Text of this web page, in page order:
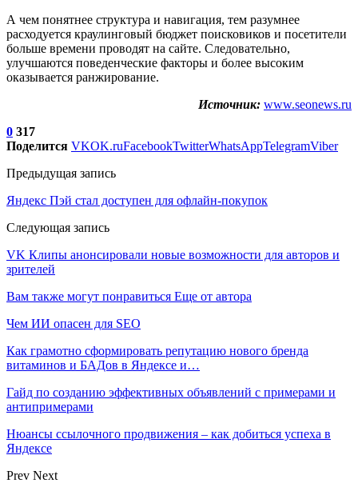
А чем понятнее структура и навигация, тем разумнее
расходуется краулинговый бюджет поисковиков и посетители
больше времени проводят на сайте. Следовательно,
улучшаются поведенческие факторы и более высоким
оказывается ранжирование.
Источник: www.seonews.ru
0 317
Поделится VKOK.ruFacebookTwitterWhatsAppTelegramViber
Предыдущая запись
Яндекс Пэй стал доступен для офлайн-покупок
Следующая запись
VK Клипы анонсировали новые возможности для авторов и
зрителей
Вам также могут понравиться Еще от автора
Чем ИИ опасен для SEO
Как грамотно сформировать репутацию нового бренда
витаминов и БАДов в Яндексе и…
Гайд по созданию эффективных объявлений с примерами и
антипримерами
Нюансы ссылочного продвижения – как добиться успеха в
Яндексе
Prev Next